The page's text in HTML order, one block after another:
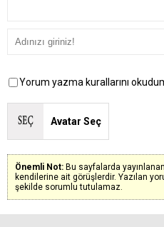
Yorum yazma kurallarını
Avatar Seç
Önemli Not: Bu sayfalarda
kendilerine ait görüşlerdir. Yazılan
şekilde sorumlu tutulamaz.